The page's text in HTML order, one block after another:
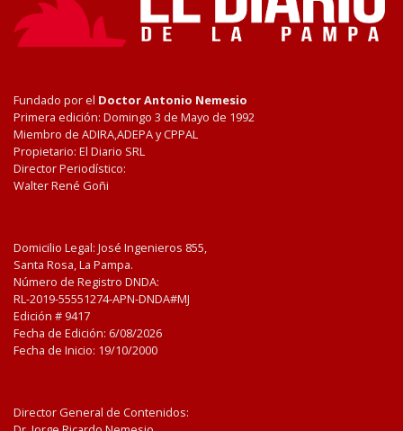
Fundado por el Doctor Antonio Nemesio
Primera edición: Domingo 3 de Mayo de 1992
Miembro de ADIRA,ADEPA y CPPAL
Propietario: El Diario SRL
Director Periodístico:
Walter René Goñi
Domicilio Legal: José Ingenieros 855,
Santa Rosa, La Pampa.
Número de Registro DNDA:
RL-2019-55551274-APN-DNDA#MJ
Edición # 9417
Fecha de Edición: 6/08/2026
Fecha de Inicio: 19/10/2000
Director General de Contenidos: